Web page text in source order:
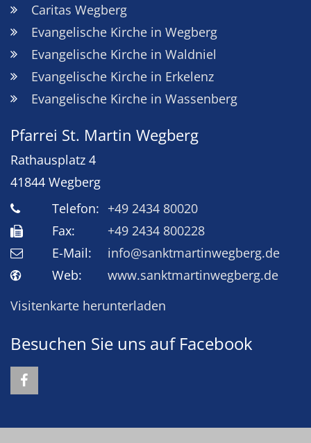
Caritas Wegberg
Evangelische Kirche in Wegberg
Evangelische Kirche in Waldniel
Evangelische Kirche in Erkelenz
Evangelische Kirche in Wassenberg
Pfarrei St. Martin Wegberg
Rathausplatz 4
41844 Wegberg
Telefon: +49 2434 80020
Fax:
+49 2434 800228
E-Mail:
info@sanktmartinwegberg.de
Web:
www.sanktmartinwegberg.de
Visitenkarte herunterladen
Besuchen Sie uns auf Facebook